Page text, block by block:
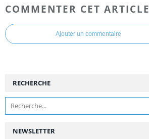
COMMENTER CET ARTICLE
Ajouter un commentaire
NEWSLETTER
RECHERCHE